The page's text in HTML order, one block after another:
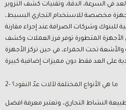
في السرعة، الدقة، وتقنيات كشف التزوير
مخصصة للاستخدام التجاري البسيط،
للبنوك وشركات الصرافة عند إجراء مقارنة
المتطورة توفر فرز العملات وكشف
والأشعة تحت الحمراء، في حين تركز الأجهزة
2- ما هي الأنواع المختلفة لآلات عدّ النقود؟
النشاط التجاري، وتعتبر معرفة افضل